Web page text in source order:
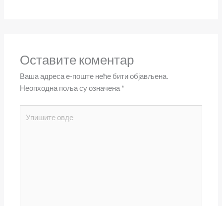
Оставите коментар
Ваша адреса е-поште неће бити објављена.
Неопходна поља су означена *
овде